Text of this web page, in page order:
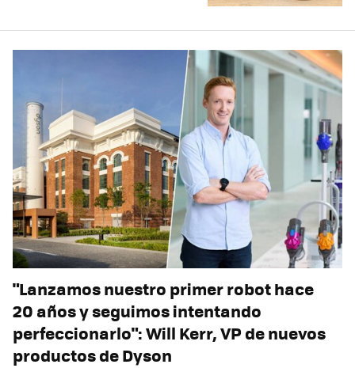
"Lanzamos nuestro primer robot hace
20 años y seguimos intentando
perfeccionarlo": Will Kerr, VP de nuevos
productos de Dyson